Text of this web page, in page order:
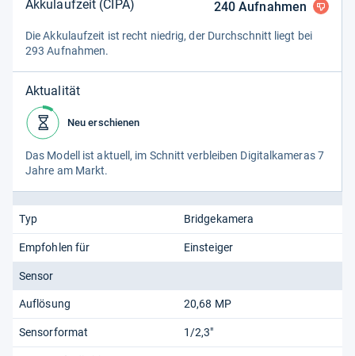
Akkulaufzeit (CIPA) 240 Aufnahmen
Die Akku­lauf­zeit ist recht nied­rig, der Durch­schnitt liegt bei
293 Auf­nah­men.
Aktualität
Neu erschienen
Das Modell ist aktu­ell, im Schnitt ver­blei­ben Digi­tal­ka­me­ras 7
Jahre am Markt.
Typ Bridgekamera
Empfohlen für Einsteiger
Sensor
Auflösung 20,68 MP
Sensorformat 1/2,3"